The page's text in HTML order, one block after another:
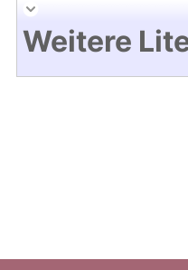
Weitere